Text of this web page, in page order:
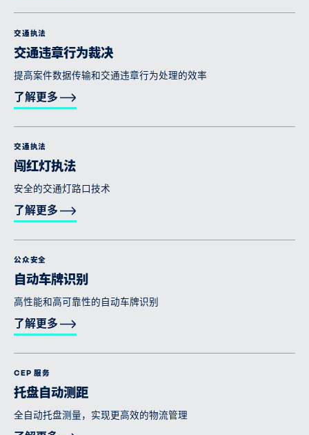
交通执法
交通违章行为裁决
提高案件数据传输和交通违章行为处理的效率
了解更多
交通执法
闯红灯执法
安全的交通灯路口技术
了解更多
公众安全
自动车牌识别
高性能和高可靠性的自动车牌识别
了解更多
CEP 服务
托盘自动测距
全自动托盘测量，实现更高效的物流管理